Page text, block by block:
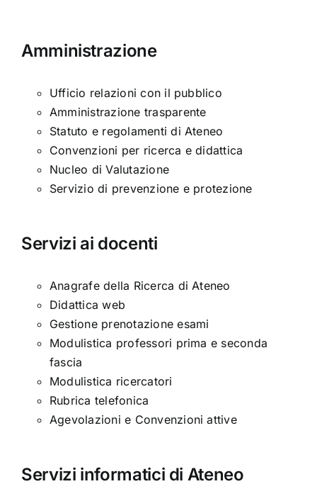
Amministrazione
Ufficio relazioni con il pubblico
Amministrazione trasparente
Statuto e regolamenti di Ateneo
Convenzioni per ricerca e didattica
Nucleo di Valutazione
Servizio di prevenzione e protezione
Servizi ai docenti
Anagrafe della Ricerca di Ateneo
Didattica web
Gestione prenotazione esami
Modulistica professori prima e seconda
fascia
Modulistica ricercatori
Rubrica telefonica
Agevolazioni e Convenzioni attive
Servizi informatici di Ateneo